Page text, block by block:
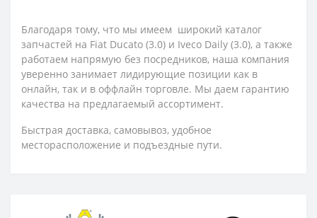
Благодаря тому, что мы имеем широкий каталог
запчастей на Fiat Ducato (3.0) и Iveco Daily (3.0), а также
работаем напрямую без посредников, наша компания
уверенно занимает лидирующие позиции как в
онлайн, так и в оффлайн торговле. Мы даем гарантию
качества на предлагаемый ассортимент.
Быстрая доставка, самовывоз, удобное
месторасположение и подъездные пути.